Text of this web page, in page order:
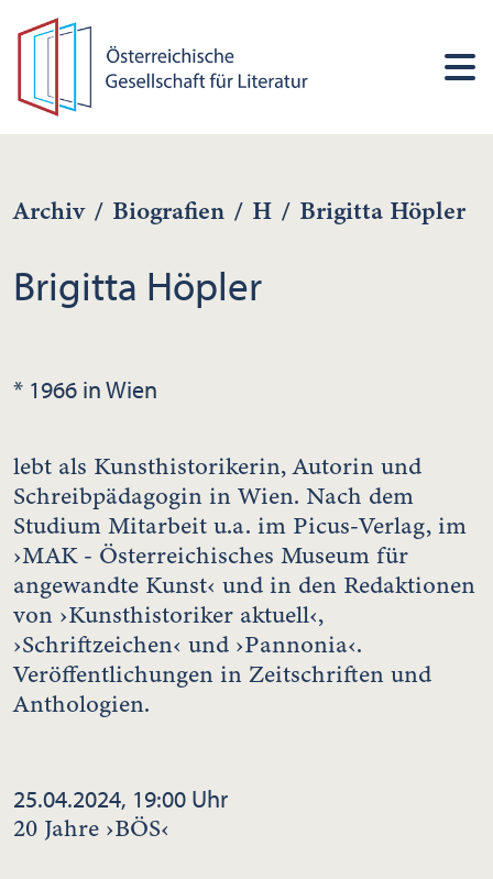
Archiv / Biografien / H / Brigitta Höpler
Brigitta Höpler
* 1966 in Wien
lebt als Kunsthistorikerin, Autorin und
Schreibpädagogin in Wien. Nach dem
Studium Mitarbeit u.a. im Picus-Verlag, im
›MAK - Österreichisches Museum für
angewandte Kunst‹ und in den Redaktionen
von ›Kunsthistoriker aktuell‹,
›Schriftzeichen‹ und ›Pannonia‹.
Veröffentlichungen in Zeitschriften und
Anthologien.
25.04.2024, 19:00 Uhr
20 Jahre ›BÖS‹